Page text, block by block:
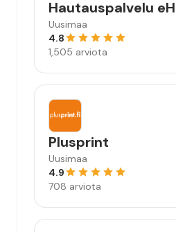
Hautauspalvelu
Uusimaa
4.8
1,505 arviota
Plusprint
Uusimaa
4.9
708 arviota